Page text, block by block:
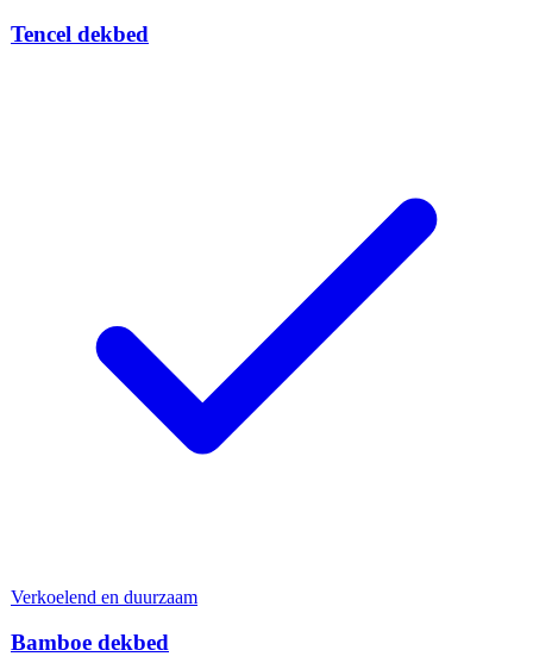
Tencel dekbed
Verkoelend en duurzaam
Bamboe dekbed